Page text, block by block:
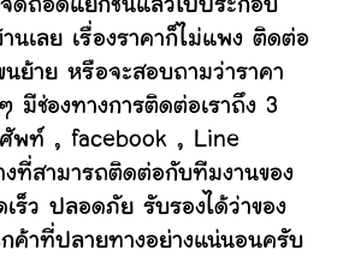
จัดถอดแยกชิ้นแล้วไปประกอบ
นเลย เรื่องราคาก็ไม่แพง ติดต่อ
นย้าย หรือจะสอบถามว่าราคา
มีช่องทางการติดต่อเราถึง 3
ศัพท์ , facebook , Line
ที่สามารถติดต่อกับทีมงานของ
เร็ว ปลอดภัย รับรองได้ว่าของ
ค้าที่ปลายทางอย่างแน่นอนครับ